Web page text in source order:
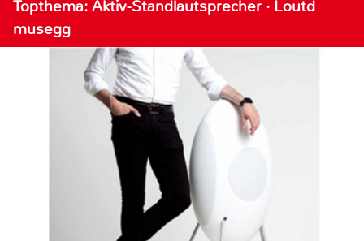
Topthema: Aktiv-Standlautsprecher · Loutd
musegg